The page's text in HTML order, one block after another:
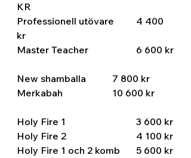
KR
Professionell utövare	4 400
kr
Master Teacher		6 600 kr
New shamballa		7 800 kr
Merkabah			10 600 kr
Holy Fire 1			3 600 kr
Holy Fire 2			4 100 kr
Holy Fire 1 och 2 komb	5 600 kr